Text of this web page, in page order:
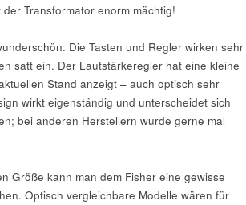
Transformator enorm mächtig!
Die Tasten und Regler wirken sehr
satt ein. Der Lautstärkeregler hat eine kleine
Stand anzeigt – auch optisch sehr
wirkt eigenständig und unterscheidet sich
bei anderen Herstellern wurde gerne mal
Größe kann man dem Fisher eine gewisse
Optisch vergleichbare Modelle wären für